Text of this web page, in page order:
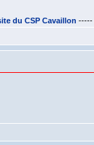
du CSP Cavaillon -----